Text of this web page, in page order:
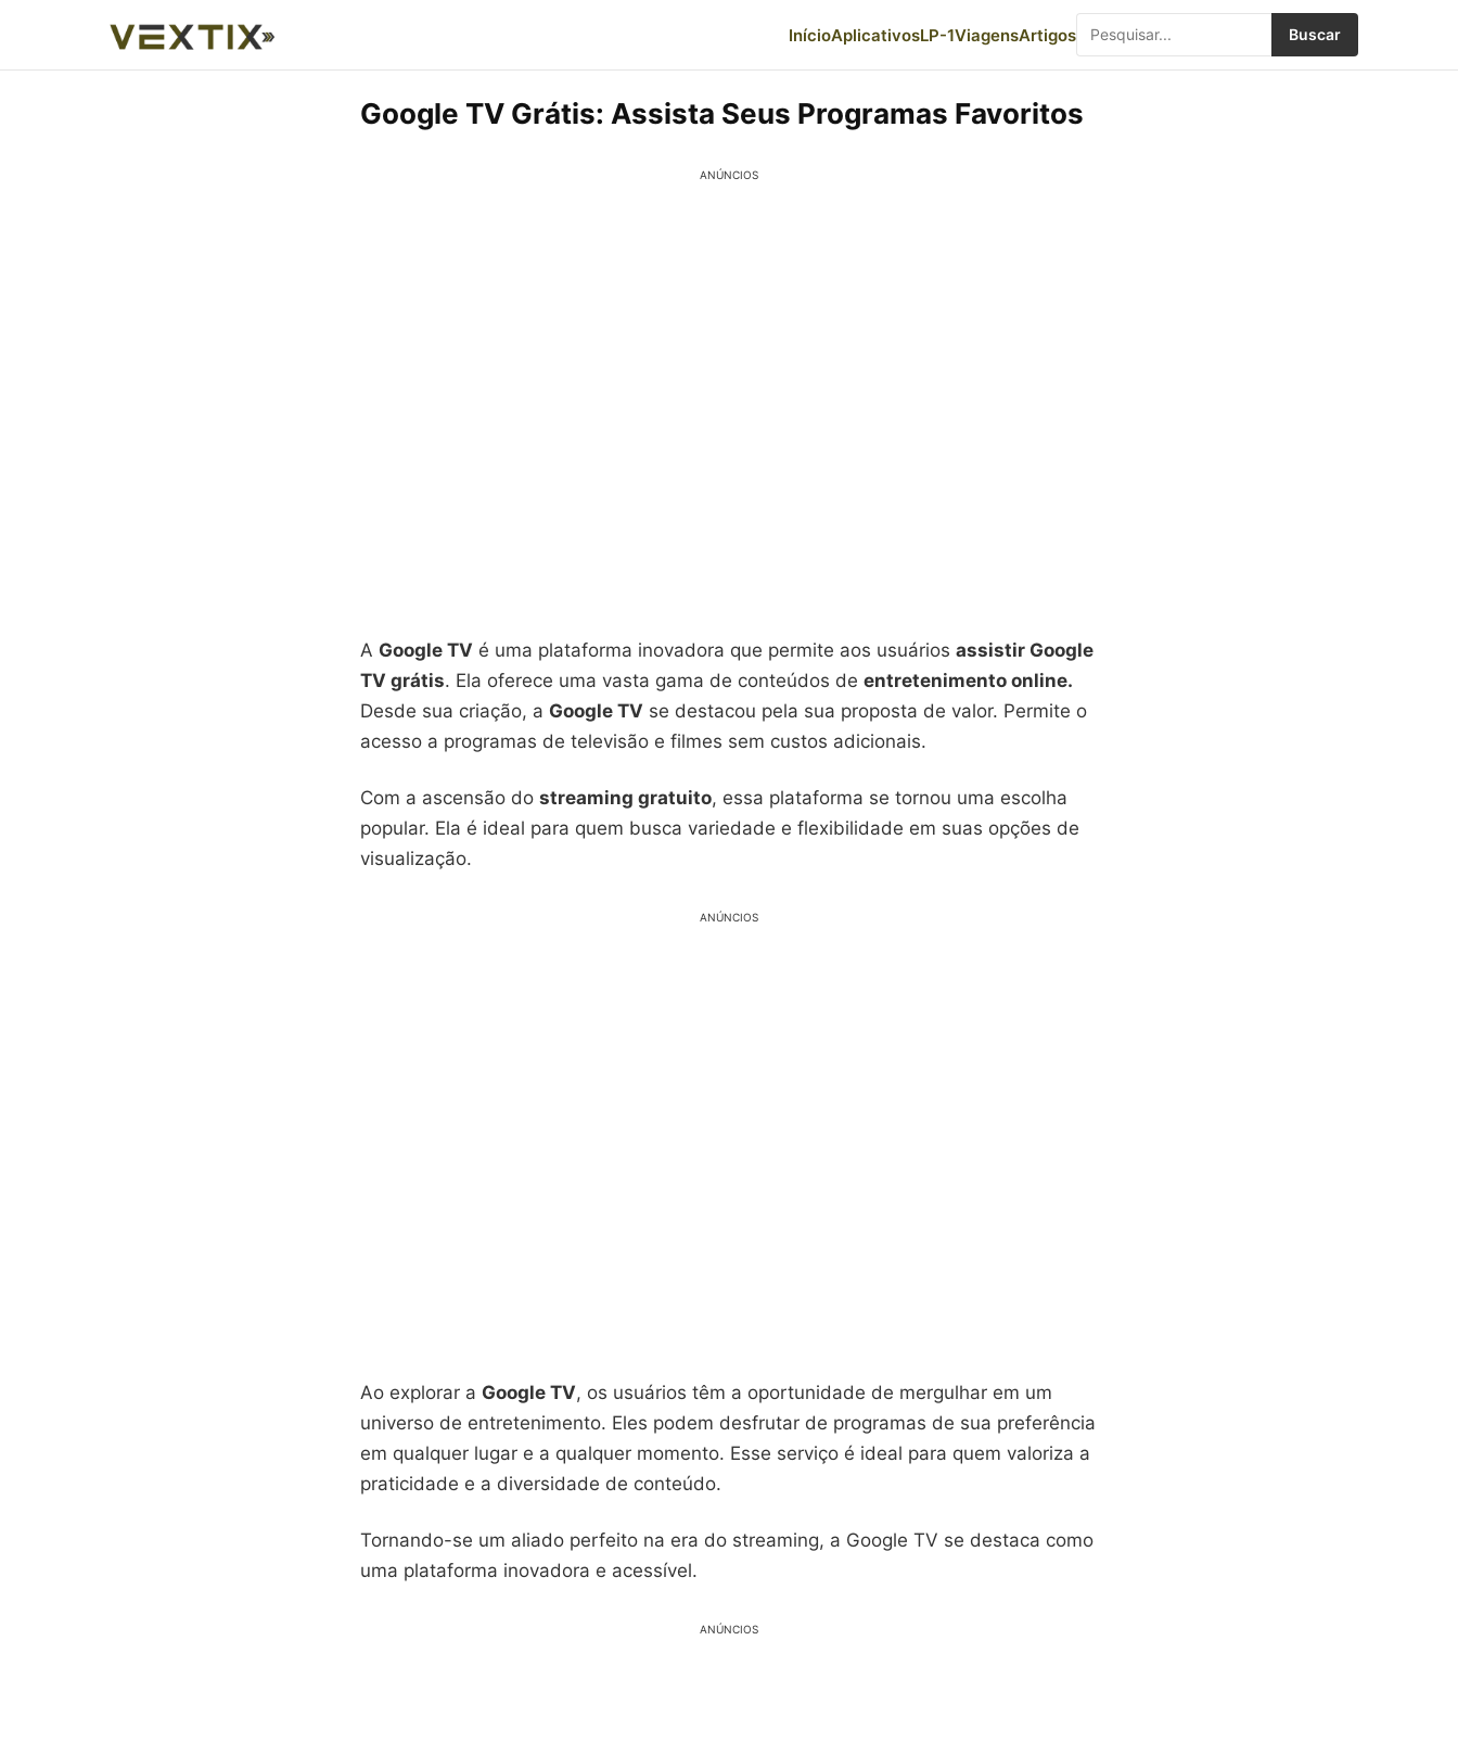
InícioAplicativosLP-1ViagensArtigos Buscar
Google TV Grátis: Assista Seus Programas Favoritos
ANÚNCIOS
A Google TV é uma plataforma inovadora que permite aos usuários assistir Google
TV grátis. Ela oferece uma vasta gama de conteúdos de entretenimento online.
Desde sua criação, a Google TV se destacou pela sua proposta de valor. Permite o
acesso a programas de televisão e filmes sem custos adicionais.
Com a ascensão do streaming gratuito, essa plataforma se tornou uma escolha
popular. Ela é ideal para quem busca variedade e flexibilidade em suas opções de
visualização.
ANÚNCIOS
Ao explorar a Google TV, os usuários têm a oportunidade de mergulhar em um
universo de entretenimento. Eles podem desfrutar de programas de sua preferência
em qualquer lugar e a qualquer momento. Esse serviço é ideal para quem valoriza a
praticidade e a diversidade de conteúdo.
Tornando-se um aliado perfeito na era do streaming, a Google TV se destaca como
uma plataforma inovadora e acessível.
ANÚNCIOS